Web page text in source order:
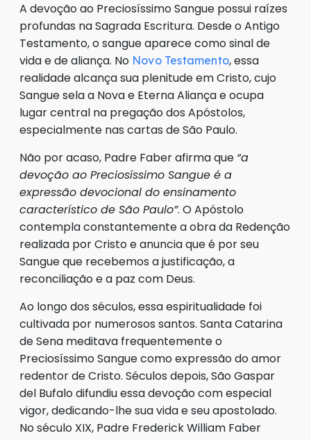
A devoção ao Preciosíssimo Sangue possui raízes
profundas na Sagrada Escritura. Desde o Antigo
Testamento, o sangue aparece como sinal de
vida e de aliança. No Novo Testamento, essa
realidade alcança sua plenitude em Cristo, cujo
Sangue sela a Nova e Eterna Aliança e ocupa
lugar central na pregação dos Apóstolos,
especialmente nas cartas de São Paulo.
Não por acaso, Padre Faber afirma que “a
devoção ao Preciosíssimo Sangue é a
expressão devocional do ensinamento
característico de São Paulo”. O Apóstolo
contempla constantemente a obra da Redenção
realizada por Cristo e anuncia que é por seu
Sangue que recebemos a justificação, a
reconciliação e a paz com Deus.
Ao longo dos séculos, essa espiritualidade foi
cultivada por numerosos santos. Santa Catarina
de Sena meditava frequentemente o
Preciosíssimo Sangue como expressão do amor
redentor de Cristo. Séculos depois, São Gaspar
del Bufalo difundiu essa devoção com especial
vigor, dedicando-lhe sua vida e seu apostolado.
No século XIX, Padre Frederick William Faber